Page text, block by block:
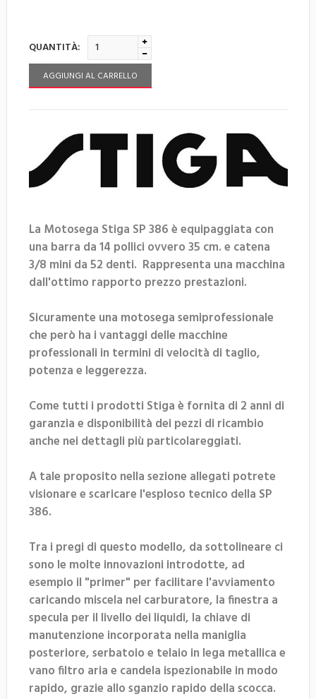
QUANTITÀ:
AGGIUNGI AL CARRELLO
La Motosega Stiga SP 386 è equipaggiata con
una barra da 14 pollici ovvero 35 cm. e catena
3/8 mini da 52 denti. Rappresenta una macchina
dall'ottimo rapporto prezzo prestazioni.
Sicuramente una motosega semiprofessionale
che però ha i vantaggi delle macchine
professionali in termini di velocità di taglio,
potenza e leggerezza.
Come tutti i prodotti Stiga è fornita di 2 anni di
garanzia e disponibilità dei pezzi di ricambio
anche nei dettagli più particolareggiati.
A tale proposito nella sezione allegati potrete
visionare e scaricare l'esploso tecnico della SP
386.
Tra i pregi di questo modello, da sottolineare ci
sono le molte innovazioni introdotte, ad
esempio il "primer" per facilitare l'avviamento
caricando miscela nel carburatore, la finestra a
specula per il livello dei liquidi, la chiave di
manutenzione incorporata nella maniglia
posteriore, serbatoio e telaio in lega metallica e
vano filtro aria e candela ispezionabile in modo
rapido, grazie allo sganzio rapido della scocca.